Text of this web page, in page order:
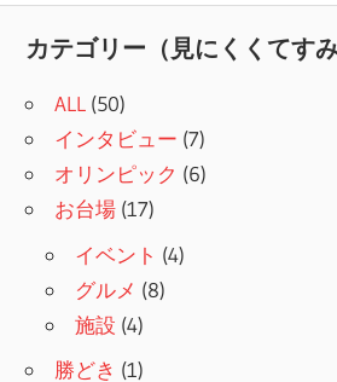
ビ
ゲ
ー
シ
ョ
ン
カテゴリー（見にくくてすみ
ALL (50)
インタビュー (7)
オリンピック (6)
お台場 (17)
イベント (4)
グルメ (8)
施設 (4)
勝どき (1)